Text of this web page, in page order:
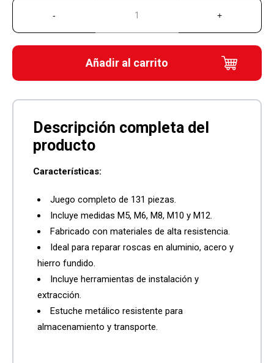
Añadir al carrito
Características:
Juego completo de 131 piezas.
Incluye medidas M5, M6, M8, M10 y M12.
Fabricado con materiales de alta resistencia.
Ideal para reparar roscas en aluminio, acero y
hierro fundido.
Incluye herramientas de instalación y
extracción.
Estuche metálico resistente para
almacenamiento y transporte.